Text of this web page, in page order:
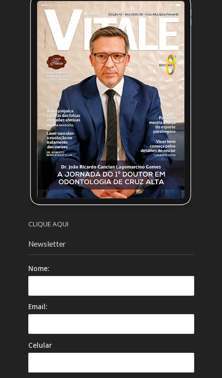
CLIQUE AQUI
Newsletter
Nome:
Email:
Celular